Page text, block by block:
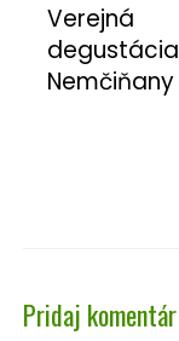
Verejná
degustácia
Nemčiňany
Pridaj komentár